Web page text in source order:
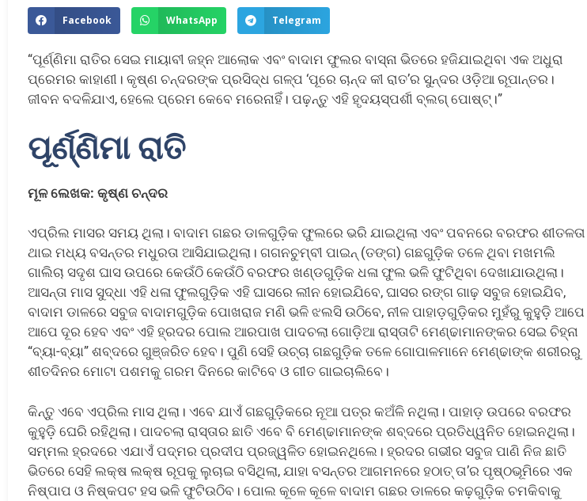
Facebook WhatsApp Telegram
“ପୂର୍ଣ୍ଣିମା ରାତିର ସେଇ ମାୟାବୀ ଜହ୍ନ ଆଲୋକ ଏବଂ ବାଦାମ ଫୁଲର ବାସ୍ନା ଭିତରେ ହଜିଯାଇଥିବା ଏକ ଅଧୁରା
ପ୍ରେମର କାହାଣୀ। କୃଷ୍ଣ ଚନ୍ଦରଙ୍କ ପ୍ରସିଦ୍ଧ ଗଳ୍ପ ‘ପୂରେ ଚାନ୍ଦ କୀ ରାତ’ର ସୁନ୍ଦର ଓଡ଼ିଆ ରୂପାନ୍ତର।
ଜୀବନ ବଦଳିଯାଏ, ହେଲେ ପ୍ରେମ କେବେ ମରେନାହିଁ। ପଢ଼ନ୍ତୁ ଏହି ହୃଦୟସ୍ପର୍ଶୀ ବ୍ଲଗ୍ ପୋଷ୍ଟ୍।”
ପୂର୍ଣ୍ଣିମା ରାତି
ମୂଳ ଲେଖକ: କୃଷ୍ଣ ଚନ୍ଦର
ଏପ୍ରିଲ ମାସର ସମୟ ଥିଲା। ବାଦାମ ଗଛର ଡାଳଗୁଡ଼ିକ ଫୁଲରେ ଭରି ଯାଇଥିଲା ଏବଂ ପବନରେ ବରଫର ଶୀତଳତା
ଥାଇ ମଧ୍ୟ ବସନ୍ତର ମଧୁରତା ଆସିଯାଇଥିଲା। ଗଗନଚୁମ୍ବୀ ପାଇନ୍ (ତଙ୍ଗ) ଗଛଗୁଡ଼ିକ ତଳେ ଥିବା ମଖମଲି
ଗାଲିଚା ସଦୃଶ ଘାସ ଉପରେ କେଉଁଠି କେଉଁଠି ବରଫର ଖଣ୍ଡଗୁଡ଼ିକ ଧଳା ଫୁଲ ଭଳି ଫୁଟିଥିବା ଦେଖାଯାଉଥିଲା।
ଆସନ୍ତା ମାସ ସୁଦ୍ଧା ଏହି ଧଳା ଫୁଲଗୁଡ଼ିକ ଏହି ଘାସରେ ଲୀନ ହୋଇଯିବେ, ଘାସର ରଙ୍ଗ ଗାଢ଼ ସବୁଜ ହୋଇଯିବ,
ବାଦାମ ଡାଳରେ ସବୁଜ ବାଦାମଗୁଡ଼ିକ ପୋଖରାଜ ମଣି ଭଳି ଝଲସି ଉଠିବେ, ନୀଳ ପାହାଡ଼ଗୁଡ଼ିକର ମୁହଁରୁ କୁହୁଡ଼ି ଆପେ
ଆପେ ଦୂର ହେବ ଏବଂ ଏହି ହ୍ରଦର ପୋଲ ଆରପାଖ ପାଦଚଲା ଗୋଡ଼ିଆ ରାସ୍ତାଟି ମେଣ୍ଢାମାନଙ୍କର ସେଇ ଚିହ୍ନା
“ବ୍ୟା-ବ୍ୟା” ଶବ୍ଦରେ ଗୁଞ୍ଜରିତ ହେବ। ପୁଣି ସେହି ଉଚ୍ଚା ଗଛଗୁଡ଼ିକ ତଳେ ଗୋପାଳମାନେ ମେଣ୍ଢାଙ୍କ ଶରୀରରୁ
ଶୀତଦିନର ମୋଟା ପଶମକୁ ଗରମ ଦିନରେ କାଟିବେ ଓ ଗୀତ ଗାଇଚାଲିବେ।
କିନ୍ତୁ ଏବେ ଏପ୍ରିଲ ମାସ ଥିଲା। ଏବେ ଯାଏଁ ଗଛଗୁଡ଼ିକରେ ନୂଆ ପତ୍ର କଅଁଳି ନଥିଲା। ପାହାଡ଼ ଉପରେ ବରଫର
କୁହୁଡ଼ି ଘେରି ରହିଥିଲା। ପାଦଚଲା ରାସ୍ତାର ଛାତି ଏବେ ବି ମେଣ୍ଢାମାନଙ୍କ ଶବ୍ଦରେ ପ୍ରତିଧ୍ୱନିତ ହୋଇନଥିଲା।
ସମ୍ମଲ ହ୍ରଦରେ ଏଯାଏଁ ପଦ୍ମର ପ୍ରଦୀପ ପ୍ରଜ୍ୱଳିତ ହୋଇନଥିଲେ। ହ୍ରଦର ଗଭୀର ସବୁଜ ପାଣି ନିଜ ଛାତି
ଭିତରେ ସେହି ଲକ୍ଷ ଲକ୍ଷ ରୂପକୁ ଲୁଚାଇ ବସିଥିଲା, ଯାହା ବସନ୍ତର ଆଗମନରେ ହଠାତ୍ ତା’ର ପୃଷ୍ଠଭୂମିରେ ଏକ
ନିଷ୍ପାପ ଓ ନିଷ୍କପଟ ହସ ଭଳି ଫୁଟିଉଠିବ। ପୋଲ କୂଳେ କୂଳେ ବାଦାମ ଗଛର ଡାଳରେ କଢ଼ଗୁଡ଼ିକ ଚମକିବାକୁ